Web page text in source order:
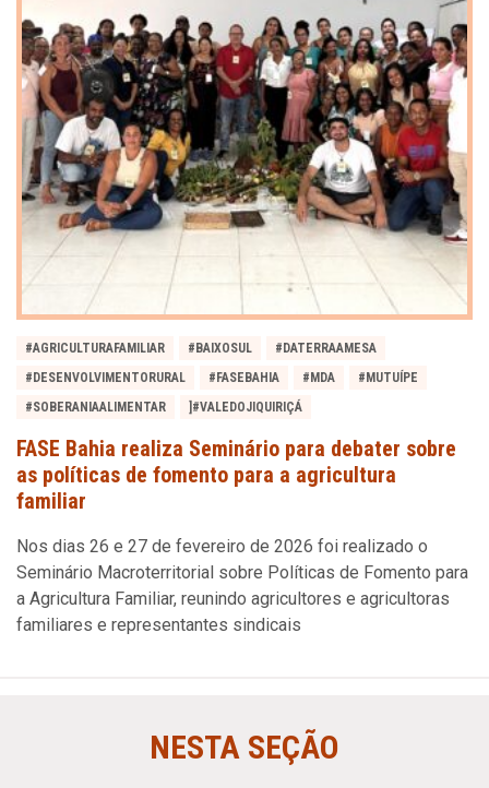
#AGRICULTURAFAMILIAR #BAIXOSUL
#DATERRAAMESA
#DESENVOLVIMENTORURAL
#FASEBAHIA #MDA
#MUTUÍPE
#SOBERANIAALIMENTAR
]#VALEDOJIQUIRIÇÁ
FASE Bahia realiza Seminário para debater sobre
as políticas de fomento para a agricultura
familiar
Nos dias 26 e 27 de fevereiro de 2026 foi realizado o
Seminário Macroterritorial sobre Políticas de Fomento para
a Agricultura Familiar, reunindo agricultores e agricultoras
familiares e representantes sindicais
NESTA SEÇÃO